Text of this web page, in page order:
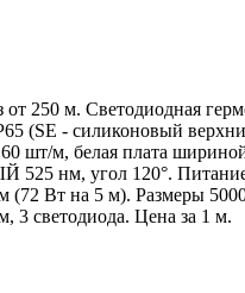
от 250 м. Светодиодная
(SE - силиконовый
шт/м, белая плата
525 нм, угол 120°.
(72 Вт на 5 м). Размеры
3 светодиода. Цена за 1 м.